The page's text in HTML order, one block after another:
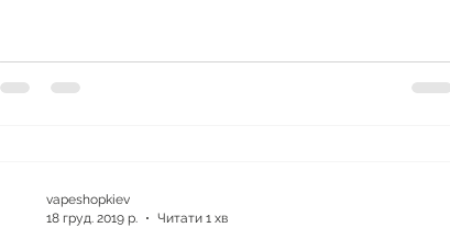
vapeshopkiev
18 груд. 2019 р.
Читати 1 хв